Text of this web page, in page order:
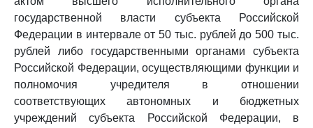
государственной власти субъекта Российской
Федерации в интервале от 50 тыс. рублей до 500 тыс.
рублей либо государственными органами субъекта
Российской Федерации, осуществляющими функции и
полномочия учредителя в отношении
соответствующих автономных и бюджетных
учреждений субъекта Российской Федерации, в